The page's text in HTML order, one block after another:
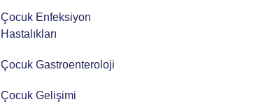
Çocuk Enfeksiyon
Hastalıkları
Çocuk Gastroenteroloji
Çocuk Gelişimi